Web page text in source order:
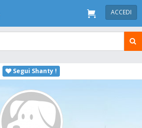
ACCEDI
Segui Shanty !